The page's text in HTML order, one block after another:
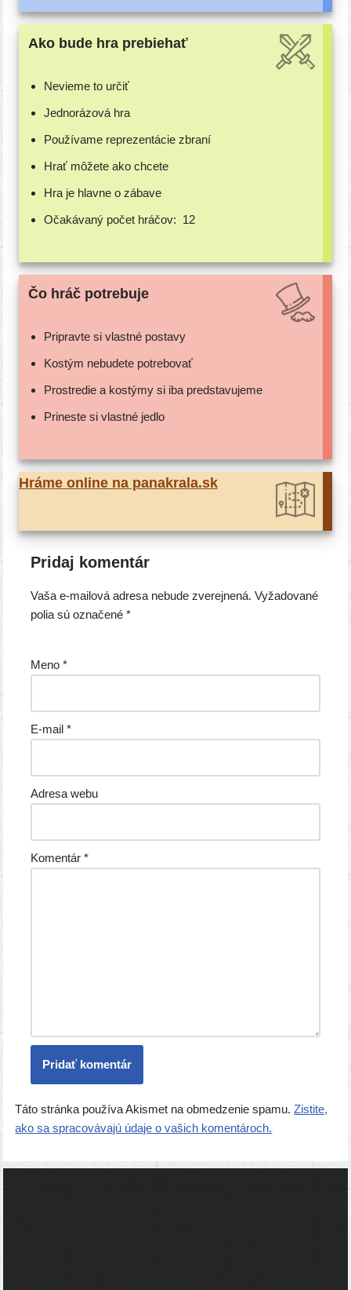
Ako bude hra prebiehať
Nevieme to určiť
Jednorázová hra
Používame repre­zen­tá­cie zbraní
Hrať môže­te ako chcete
Hra je hlav­ne o zábave
Očakávaný počet hráčov: 12
Čo hráč potrebuje
Pripravte si vlast­né postavy
Kostým nebu­de­te potrebovať
Prostredie a kos­tý­my si iba predstavujeme
Prineste si vlast­né jedlo
Hráme onli­ne na panak​ra​la​.sk
Pridaj komentár
Vaša e-mailová adresa nebude zverejnená. Vyžadované
polia sú označené*
Meno*
E-mail*
Adresa webu
Komentár*
Táto stránka používa Akismet na obmedzenie spamu.Zistite,
ako sa spracovávajú údaje o vašich komentároch.